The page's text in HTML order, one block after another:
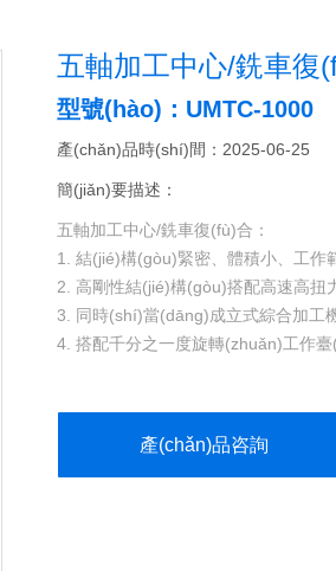
五軸加工中心/銑車復
型號(hào)：UMTC-1000
產(chǎn)品時(shí)間：2025-06-25
簡(jiǎn)要描述：
五軸加工中心/銑車復(fù)合：
1. 結(jié)構(gòu)緊密、體積小、工作範
2. 高剛性結(jié)構(gòu)搭配高速高扭力主
3. 同時(shí)當(dāng)成立式綜合加工機
4. 搭配千分之一度旋轉(zhuǎn)工作臺
產(chǎn)品咨詢